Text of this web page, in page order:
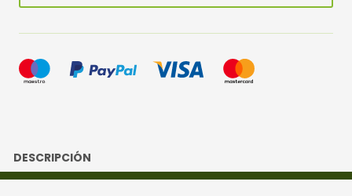
DESCRIPCIÓN